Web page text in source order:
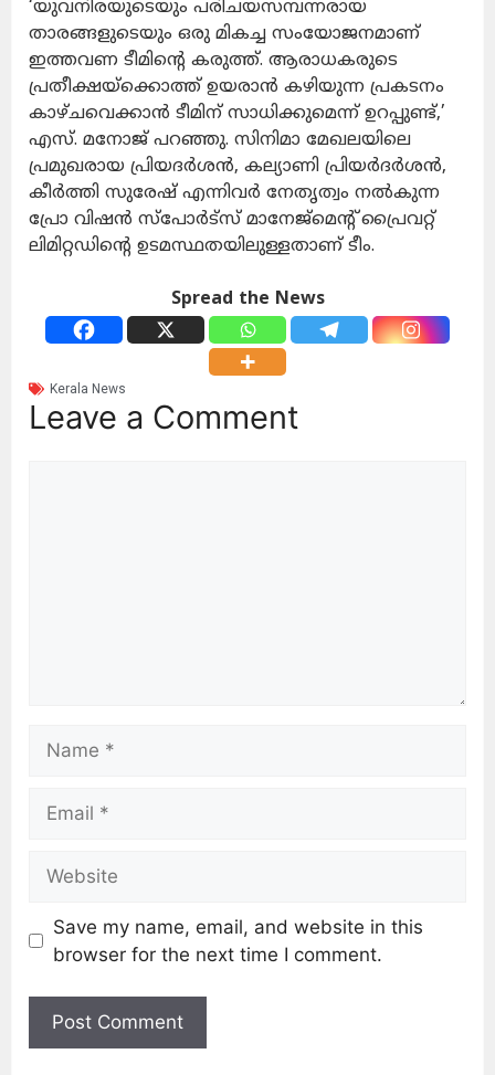
‘യുവനിരയുടെയും പരിചയസമ്പന്നരായ
താരങ്ങളുടെയും ഒരു മികച്ച സംയോജനമാണ്
ഇത്തവണ ടീമിന്റെ കരുത്ത്. ആരാധകരുടെ
പ്രതീക്ഷയ്‌ക്കൊത്ത് ഉയരാന്‍ കഴിയുന്ന പ്രകടനം
കാഴ്ചവെക്കാന്‍ ടീമിന് സാധിക്കുമെന്ന് ഉറപ്പുണ്ട്,’
എസ്. മനോജ് പറഞ്ഞു. സിനിമാ മേഖലയിലെ
പ്രമുഖരായ പ്രിയദര്‍ശന്‍, കല്യാണി പ്രിയര്‍ദര്‍ശന്‍,
കീര്‍ത്തി സുരേഷ് എന്നിവര്‍ നേതൃത്വം നല്‍കുന്ന
പ്രോ വിഷന്‍ സ്‌പോര്‍ട്‌സ് മാനേജ്‌മെന്റ് പ്രൈവറ്റ്
ലിമിറ്റഡിന്റെ ഉടമസ്ഥതയിലുള്ളതാണ് ടീം.
Spread the News
Kerala News
Leave a Comment
Save my name, email, and website in this
browser for the next time I comment.